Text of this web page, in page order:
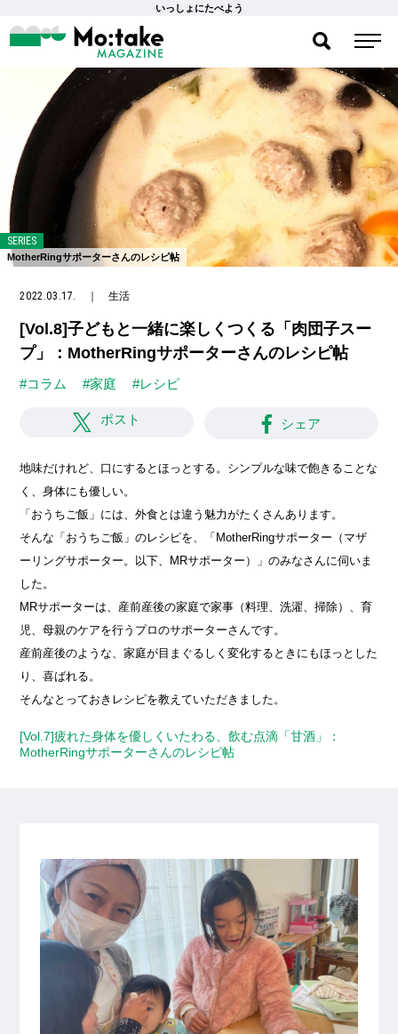
いっしょにたべよう
SERIES
MotherRingサポーターさんのレシピ帖
2022.03.17. ｜生活
[Vol.8]子どもと一緒に楽しくつくる「肉団子スー
プ」：MotherRingサポーターさんのレシピ帖
#コラム #家庭 #レシピ
ポスト シェア
地味だけれど、口にするとほっとする。シンプルな味で飽きることな
く、身体にも優しい。
「おうちご飯」には、外食とは違う魅力がたくさんあります。
そんな「おうちご飯」のレシピを、「MotherRingサポーター（マザ
ーリングサポーター。以下、MRサポーター）」のみなさんに伺いま
した。
MRサポーターは、産前産後の家庭で家事（料理、洗濯、掃除）、育
児、母親のケアを行うプロのサポーターさんです。
産前産後のような、家庭が目まぐるしく変化するときにもほっとした
り、喜ばれる。
そんなとっておきレシピを教えていただきました。
[Vol.7]疲れた身体を優しくいたわる、飲む点滴「甘酒」：
MotherRingサポーターさんのレシピ帖